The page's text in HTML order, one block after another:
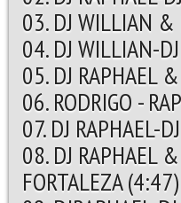
03. DJ WILLIAN &
04. DJ WILLIAN-
05. DJ RAPHAEL
06. RODRIGO -
07. DJ RAPHAEL-
08. DJ RAPHAEL
FORTALEZA (4:47)